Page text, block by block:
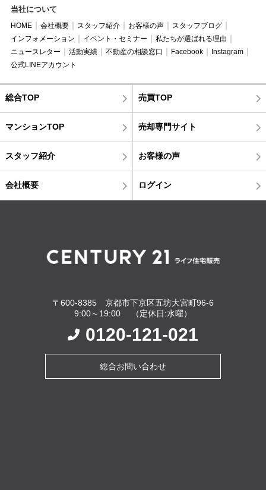
当社について
HOME 会社概要 スタッフ紹介 お客様の声
スタッフブログ
インフォメーション
イベント・セミナー
私たちが選ばれる理由
ニュースレター
活動実績 不動産の相談窓口 Facebook
Instagram
公式LINEアカウント
総合TOP 売買TOP
マンションTOP 売却専門サイト
スタッフ紹介 お客様の声
会社概要 ログイン
〒600-8385 京都市下京区五坊大宮町96-6
9:00～19:00 （定休日:水曜）
0120-121-021
総合お問い合わせ